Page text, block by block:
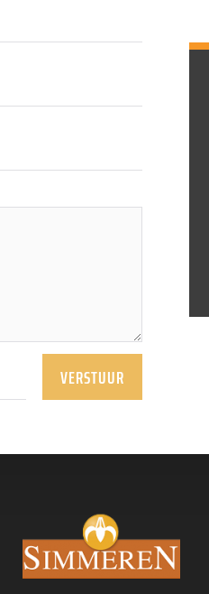
VERSTUUR